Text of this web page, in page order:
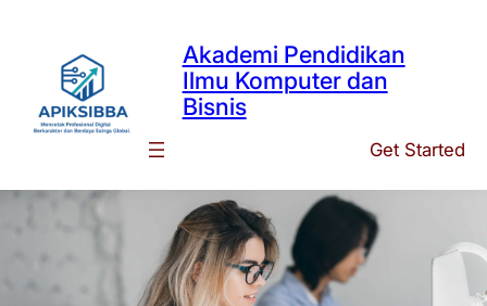
content
Akademi Pendidikan
Ilmu Komputer dan
Bisnis
Get Started